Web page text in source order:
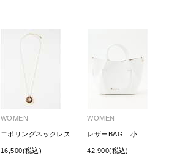
WOMEN
エポリングネックレス
16,500(税込)
WOMEN
レザーBAG 小
42,900(税込)